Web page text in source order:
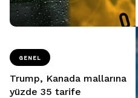
GENEL
Trump, Kanada mallarına
yüzde 35 tarife